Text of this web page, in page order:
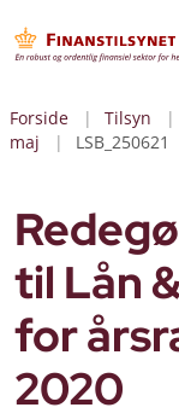
Forside Tilsyn
maj
LSB_250621
til Lån
for
2020